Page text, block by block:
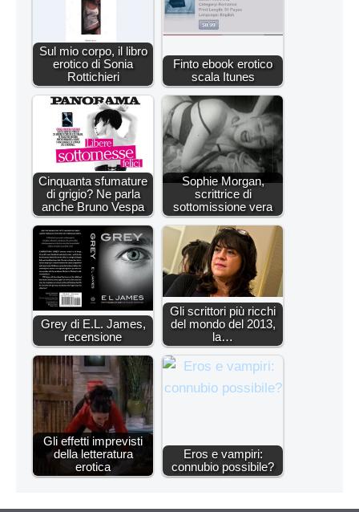
Sul mio corpo, il libro
erotico di Sonia
Rottichieri
Finto ebook erotico
scala Itunes
Cinquanta sfumature
di grigio? Ne parla
anche Bruno Vespa
Sophie Morgan,
scrittrice di
sottomissione vera
Grey di E.L. James,
recensione
Gli scrittori più ricchi
del mondo del 2013,
la…
Gli effetti imprevisti
della letteratura
erotica
Eros e vampiri:
connubio possibile?